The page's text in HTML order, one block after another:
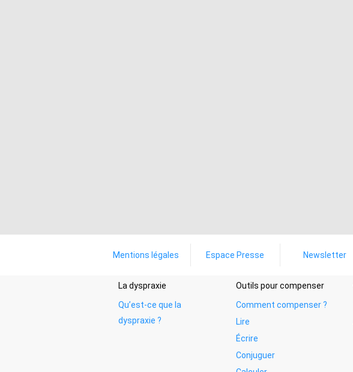
Mentions légales Espace Presse Newsletter
La dyspraxie
Qu’est-ce que la
dyspraxie ?
Outils pour compenser
Comment compenser ?
Lire
Écrire
Conjuguer